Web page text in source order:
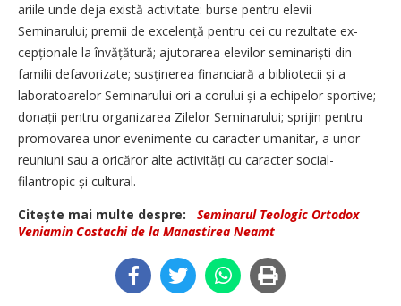
ariile unde deja există activitate: burse pentru elevii
Seminarului; premii de exce­lență pentru cei cu rezultate ex­
cepționale la învățătură; ajutorarea elevilor seminariști din
familii defavorizate; susținerea financiară a bibliotecii și a
laboratoarelor Seminarului ori a corului și a echipelor sportive;
donații pentru organizarea Zilelor Seminarului; sprijin pentru
promovarea unor evenimente cu caracter umanitar, a unor
reuniuni sau a oricăror alte activități cu caracter social-
filantropic și cultural.
Citeşte mai multe despre:
Seminarul Teologic Ortodox
Veniamin Costachi de la Manastirea Neamt